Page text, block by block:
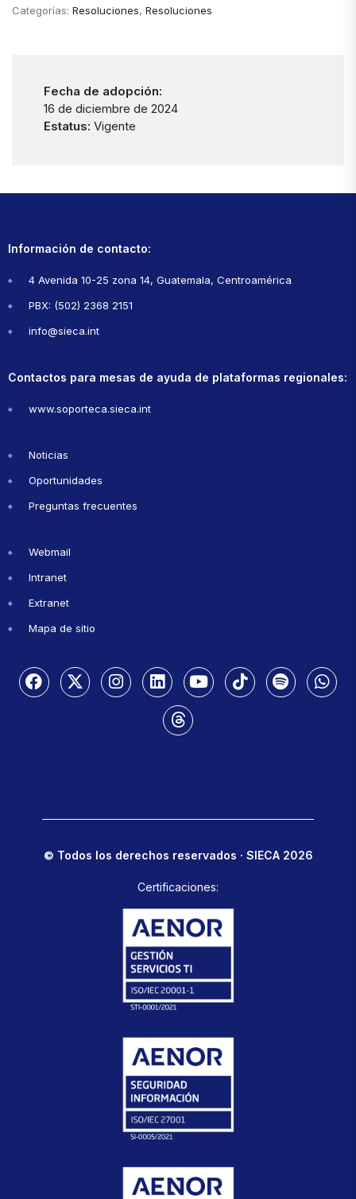
Categorías: Resoluciones, Resoluciones
Fecha de adopción:
16 de diciembre de 2024
Estatus: Vigente
Información de contacto:
4 Avenida 10-25 zona 14, Guatemala, Centroamérica
PBX: (502) 2368 2151
info@sieca.int
Contactos para mesas de ayuda de plataformas regionales:
www.soporteca.sieca.int
Noticias
Oportunidades
Preguntas frecuentes
Webmail
Intranet
Extranet
Mapa de sitio
© Todos los derechos reservados · SIECA 2026
Certificaciones: